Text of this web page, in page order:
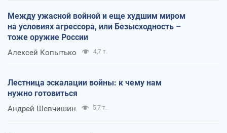
Между ужасной войной и еще худшим миром
на условиях агрессора, или Безысходность –
тоже оружие России
Алексей Копытько 4,7 т.
Лестница эскалации войны: к чему нам
нужно готовиться
Андрей Шевчишин 5,7 т.